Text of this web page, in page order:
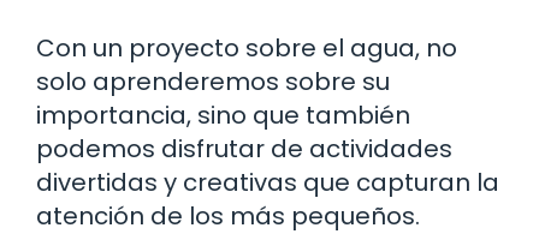
Con un proyecto sobre el agua, no
solo aprenderemos sobre su
importancia, sino que también
podemos disfrutar de actividades
divertidas y creativas que capturan la
atención de los más pequeños.